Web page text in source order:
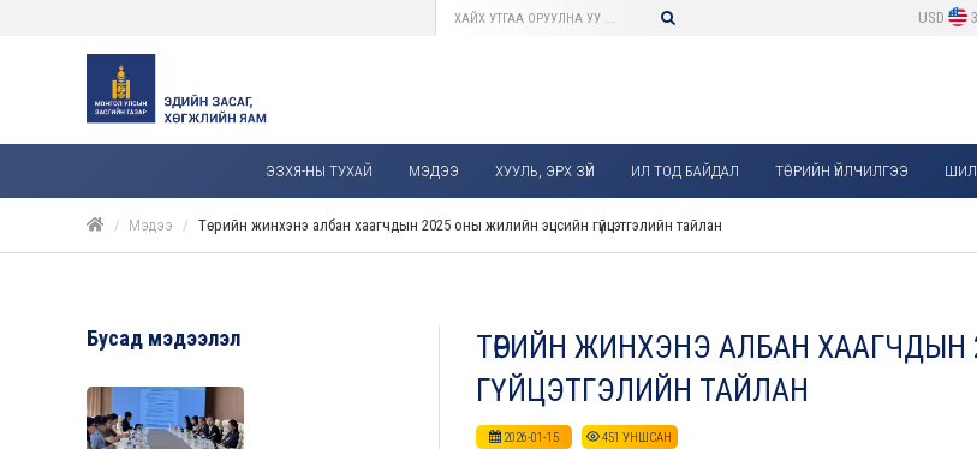
USD
ЭЗХЯ-НЫ ТУХАЙ МЭДЭЭ ХУУЛЬ, ЭРХ ЗҮЙ ИЛ ТОД БАЙДАЛ ТӨРИЙН ҮЙЛЧИЛГЭЭ
Мэдээ Төрийн жинхэнэ албан хаагчдын 2025 оны жилийн эцсийн гүйцэтгэлийн тайлан
ТӨРИЙН ЖИНХЭНЭ АЛБАН
ГҮЙЦЭТГЭЛИЙН ТАЙЛАН
2026-01-15 451 УНШСАН
Бусад мэдээлэл